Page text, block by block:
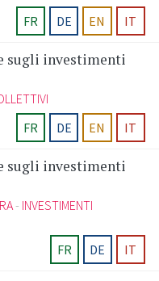
FR
DE EN IT
sugli investimenti
FR
DE EN IT
sugli investimenti
INVESTIMENTI
FR
DE IT